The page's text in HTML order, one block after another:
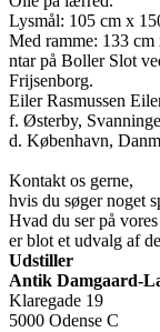
Lysmål: 105 cm x
Med ramme: 133
ntar på Boller Slot
Frijsenborg.
Eiler Rasmussen
f. Østerby,
d. København,
Kontakt os gerne,
hvis du søger noget
Hvad du ser på
er blot et udvalg af
Udstiller
Antik Damgaard-
Klaregade 19
5000 Odense C